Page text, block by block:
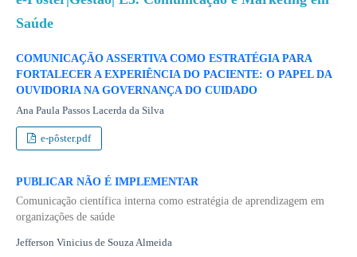
Saúde
COMUNICAÇÃO ASSERTIVA COMO ESTRATÉGIA PARA
FORTALECER A EXPERIÊNCIA DO PACIENTE: O PAPEL DA
OUVIDORIA NA GOVERNANÇA DO CUIDADO
Ana Paula Passos Lacerda da Silva
e-pôster.pdf
PUBLICAR NÃO É IMPLEMENTAR
Comunicação científica interna como estratégia de aprendizagem em
organizações de saúde
Jefferson Vinicius de Souza Almeida